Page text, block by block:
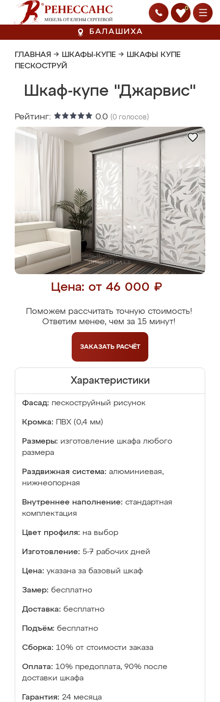
0
БАЛАШИХА
ГЛАВНАЯ → ШКАФЫ-КУПЕ → ШКАФЫ КУПЕ
ПЕСКОСТРУЙ
Шкаф-купе "Джарвис"
Рейтинг: 0.0 (0 голосов)
Цена: от 46 000 ₽
Поможем рассчитать точную стоимость!
Ответим менее, чем за 15 минут!
ЗАКАЗАТЬ РАСЧЁТ
Характеристики
Фасад: пескоструйный рисунок
Кромка: ПВХ (0,4 мм)
Размеры: изготовление шкафа любого
размера
Раздвижная система: алюминиевая,
нижнеопорная
Внутреннее наполнение: стандартная
комплектация
Цвет профиля: на выбор
Изготовление: 5-7 рабочих дней
Цена: указана за базовый шкаф
Замер: бесплатно
Доставка: бесплатно
Подъём: бесплатно
Сборка: 10% от стоимости заказа
Оплата: 10% предоплата, 90% после
доставки шкафа
Гарантия: 24 месяца